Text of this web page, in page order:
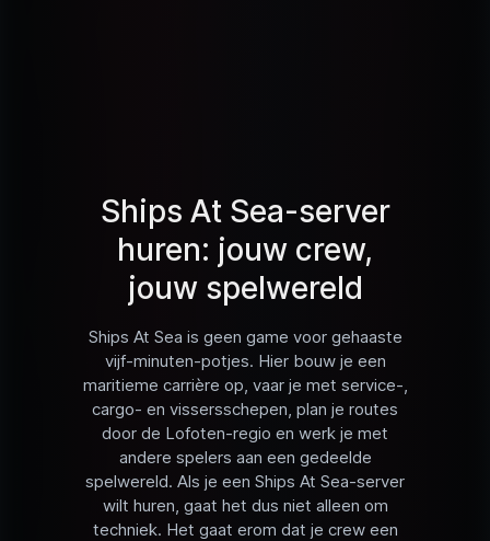
Ships At Sea-server
huren: jouw crew,
jouw spelwereld
Ships At Sea is geen game voor gehaaste
vijf-minuten-potjes. Hier bouw je een
maritieme carrière op, vaar je met service-,
cargo- en vissersschepen, plan je routes
door de Lofoten-regio en werk je met
andere spelers aan een gedeelde
spelwereld. Als je een Ships At Sea-server
wilt huren, gaat het dus niet alleen om
techniek. Het gaat erom dat je crew een